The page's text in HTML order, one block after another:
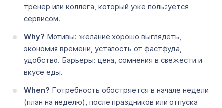
тренер или коллега, который уже пользуется
сервисом.
Why? Мотивы: желание хорошо выглядеть,
экономия времени, усталость от фастфуда,
удобство. Барьеры: цена, сомнения в свежести и
вкусе еды.
When? Потребность обостряется в начале недели
(план на неделю), после праздников или отпуска